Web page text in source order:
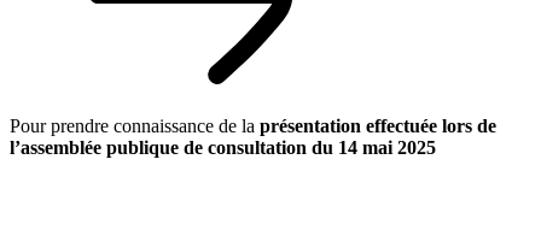
Pour prendre connaissance de la présentation effectuée lors de
l’assemblée publique de consultation du 14 mai 2025